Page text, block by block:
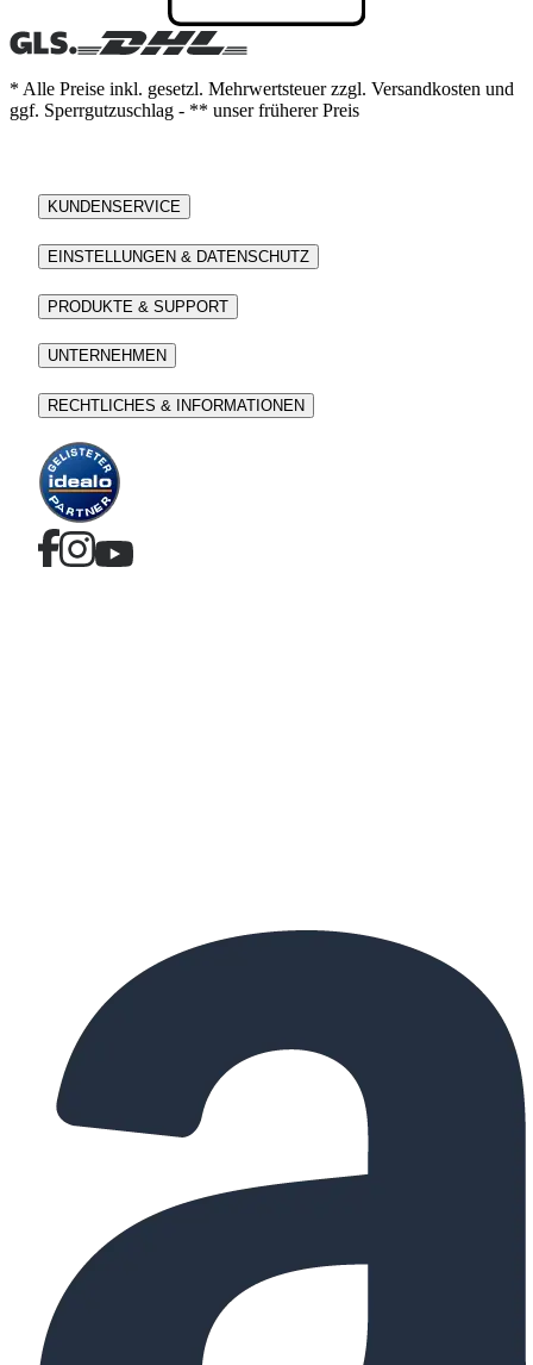
* Alle Preise inkl. gesetzl. Mehrwertsteuer zzgl. Versandkosten und
ggf. Sperrgutzuschlag - ** unser früherer Preis
KUNDENSERVICE
EINSTELLUNGEN & DATENSCHUTZ
PRODUKTE & SUPPORT
UNTERNEHMEN
RECHTLICHES & INFORMATIONEN